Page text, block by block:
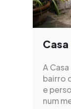
A
bairro
e
num